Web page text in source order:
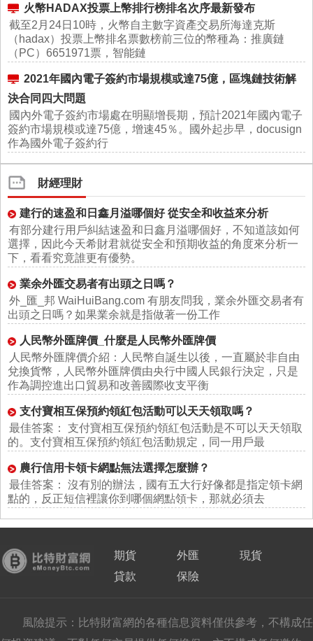
火幣HADAX投票上幣排行榜排名次序最新發布
截至2月24日10時，火幣自主數字資產交易所海達克斯
（hadax）投票上幣排名票數榜前三位的幣種為：推廣鏈
（PC）6651971票，智能鏈
2021年國內電子簽約市場規模或達75億，區塊鏈技術解
決合同四大問題
國內外電子簽約市場處在明顯增長期，預計2021年國內電子
簽約市場規模或達75億，增速45％。國外起步早，docusign
作為國外電子簽約行
財經理財
建行的速盈和日鑫月溢哪個好 從安全和收益來分析
有部分建行用戶糾結速盈和日鑫月溢哪個好，不知道該如何
選擇，因此今天希財君就從安全和預期收益的角度來分析一
下，看看究竟誰更有優勢。
業余外匯交易者有出頭之日嗎？
外_匯_邦 WaiHuiBang.com 有朋友問我，業余外匯交易者有
出頭之日嗎？如果業余就是指做著一份工作
人民幣外匯牌價_什麼是人民幣外匯牌價
人民幣外匯牌價介紹：人民幣自誕生以後，一直屬於非自由
兌換貨幣，人民幣外匯牌價由央行中國人民銀行決定，只是
作為調控進出口貿易和改善國際收支平衡
支付寶相互保預約領紅包活動可以天天領取嗎？
最佳答案： 支付寶相互保預約領紅包活動是不可以天天領取
的。支付寶相互保預約領紅包活動規定，同一用戶最
農行信用卡領卡網點無法選擇怎麼辦？
最佳答案： 沒有別的辦法，國有五大行好像都是指定領卡網
點的，反正短信裡讓你到哪個網點領卡，那就必須去
期貨 外匯
現貨
貸款
保險
風險提示：比特財富網的各種信息資料僅供參考，不構成任